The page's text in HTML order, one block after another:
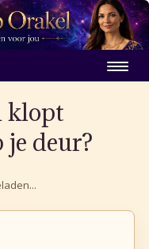
klopt
je deur?